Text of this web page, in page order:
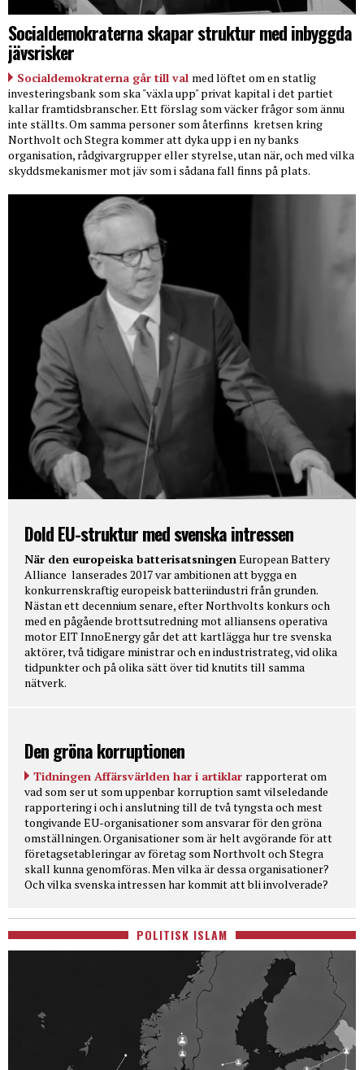
Socialdemokraterna skapar struktur med inbyggda
jävsrisker
Socialdemokraterna går till val med löftet om en statlig
investeringsbank som ska "växla upp" privat kapital i det partiet
kallar framtidsbranscher. Ett förslag som väcker frågor som ännu
inte ställts. Om samma personer som återfinns kretsen kring
Northvolt och Stegra kommer att dyka upp i en ny banks
organisation, rådgivargrupper eller styrelse, utan när, och med vilka
skyddsmekanismer mot jäv som i sådana fall finns på plats.
Dold EU-struktur med svenska intressen
När den europeiska batterisatsningenEuropean Battery
Alliance lanserades 2017 var ambitionen att bygga en
konkurrenskraftig europeisk batteriindustri från grunden.
Nästan ett decennium senare, efter Northvolts konkurs och
med en pågående brottsutredning mot alliansens operativa
motor EIT InnoEnergy går det att kartlägga hur tre svenska
aktörer, två tidigare ministrar och en industristrateg, vid olika
tidpunkter och på olika sätt över tid knutits till samma
nätverk.
Den gröna korruptionen
Tidningen Affärsvärlden har i artiklar rapporterat om
vad som ser ut som uppenbar korruption samt vilseledande
rapportering i och i anslutning till de två tyngsta och mest
tongivande EU-organisationer som ansvarar för den gröna
omställningen. Organisationer som är helt avgörande för att
företagsetableringar av företag som Northvolt och Stegra
skall kunna genomföras. Men vilka är dessa organisationer?
Och vilka svenska intressen har kommit att bli involverade?
POLITISK ISLAM